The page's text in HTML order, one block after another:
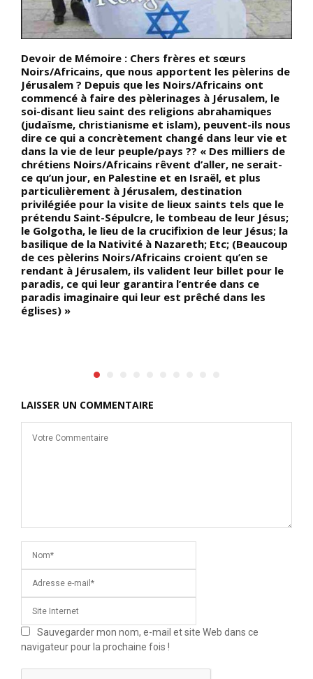
Devoir de Mémoire : Chers frères et sœurs
Noirs/Africains, que nous apportent les pèlerins de
Jérusalem ? Depuis que les Noirs/Africains ont
commencé à faire des pèlerinages à Jérusalem, le
soi-disant lieu saint des religions abrahamiques
(judaïsme, christianisme et islam), peuvent-ils nous
dire ce qui a concrètement changé dans leur vie et
dans la vie de leur peuple/pays ?? « Des milliers de
chrétiens Noirs/Africains rêvent d’aller, ne serait-
ce qu’un jour, en Palestine et en Israël, et plus
particulièrement à Jérusalem, destination
privilégiée pour la visite de lieux saints tels que le
prétendu Saint-Sépulcre, le tombeau de leur Jésus;
le Golgotha, le lieu de la crucifixion de leur Jésus; la
basilique de la Nativité à Nazareth; Etc; (Beaucoup
de ces pèlerins Noirs/Africains croient qu’en se
rendant à Jérusalem, ils valident leur billet pour le
paradis, ce qui leur garantira l’entrée dans ce
paradis imaginaire qui leur est prêché dans les
églises) »
LAISSER UN COMMENTAIRE
Sauvegarder mon nom, e-mail et site Web dans ce
navigateur pour la prochaine fois !